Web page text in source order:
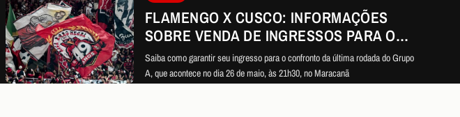
FLAMENGO X CUSCO: INFORMAÇÕES
SOBRE VENDA DE INGRESSOS PARA O
JOGO DA LIBERTADORES
Saiba como garantir seu ingresso para o confronto da última rodada do Grupo
A, que acontece no dia 26 de maio, às 21h30, no Maracanã